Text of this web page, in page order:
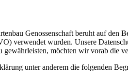
Genossenschaft beruht auf den
verwendet wurden. Unsere
gewährleisten, möchten wir vorab die
unter anderem die folgenden